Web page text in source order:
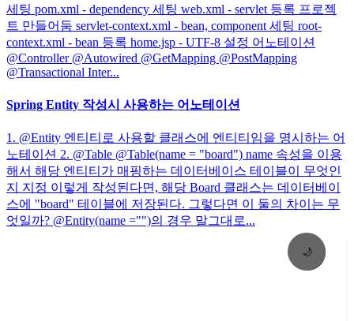
🌙
세팅 pom.xml - dependency 세팅 web.xml - servlet 등록 프로젝
트 만들어둠 servlet-context.xml - bean, component 세팅 root-
context.xml - bean 등록 home.jsp - UTF-8 설정 어노테이션
@Controller @Autowired @GetMapping @PostMapping
@Transactional Inter...
Spring Entity 작성시 사용하는 어노테이션
1. @Entity 엔티티로 사용할 클래스에 엔티티임을 명시하는 어
노테이션 2. @Table @Table(name = "board") name 속성을 이용
해서 해당 엔티티가 매핑하는 데이터베이스 테이블이 무엇인
지 지정 이렇게 작성된다면, 해당 Board 클래스는 데이터베이
스에 "board" 테이블에 저장된다. 그렇다면 이 둘의 차이는 무
엇일까? @Entity(name ="")의 경우 말그대로...